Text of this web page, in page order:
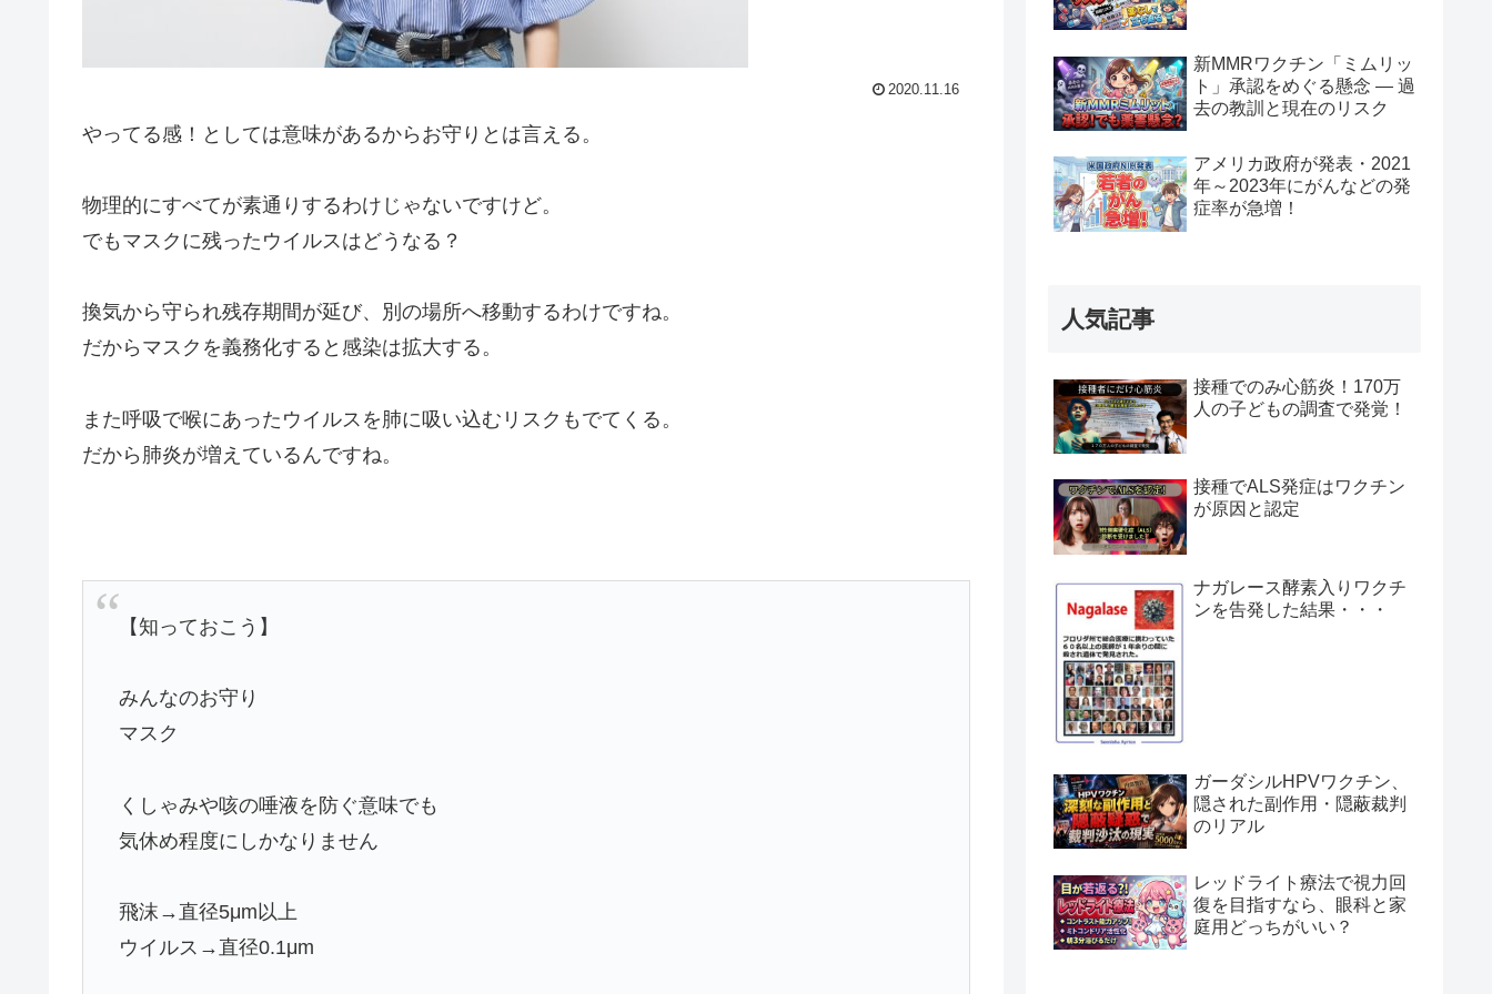
2020.11.16
やってる感！としては意味があるからお守りとは言える。
物理的にすべてが素通りするわけじゃないですけど。
でもマスクに残ったウイルスはどうなる？
換気から守られ残存期間が延び、別の場所へ移動するわけですね。
だからマスクを義務化すると感染は拡大する。
また呼吸で喉にあったウイルスを肺に吸い込むリスクもでてくる。
だから肺炎が増えているんですね。
【知っておこう】
みんなのお守り
マスク
くしゃみや咳の唾液を防ぐ意味でも
気休め程度にしかなりません
飛沫→直径5μm以上
ウイルス→直径0.1μm
新MMRワクチン「ミムリッ
ト」承認をめぐる懸念 — 過
去の教訓と現在のリスク
アメリカ政府が発表・2021
年～2023年にがんなどの発
症率が急増！
人気記事
接種でのみ心筋炎！170万
人の子どもの調査で発覚！
接種でALS発症はワクチン
が原因と認定
ナガレース酵素入りワクチ
ンを告発した結果・・・
ガーダシルHPVワクチン、
隠された副作用・隠蔽裁判
のリアル
レッドライト療法で視力回
復を目指すなら、眼科と家
庭用どっちがいい？